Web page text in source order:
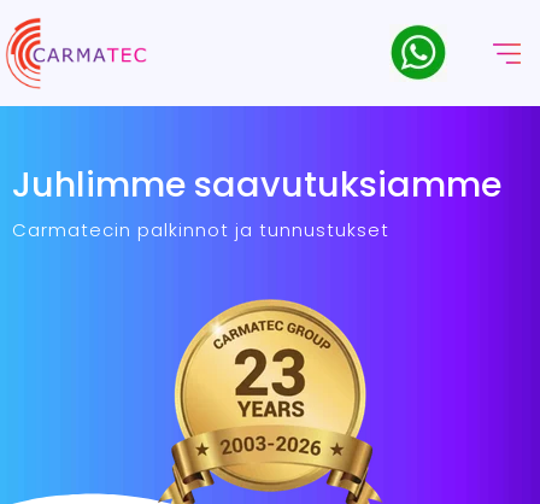
Juhlimme saavutuksiamme
Carmatecin palkinnot ja tunnustukset